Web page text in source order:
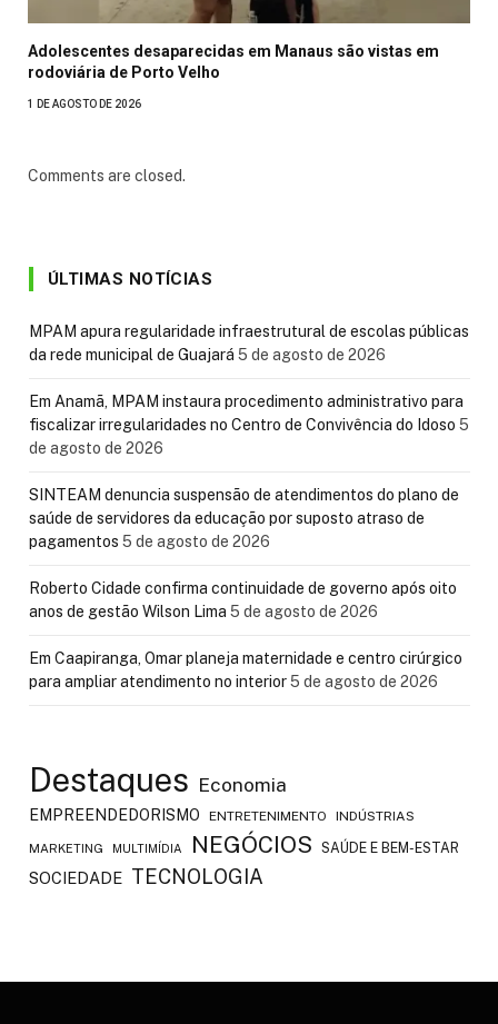
Adolescentes desaparecidas em Manaus são vistas em
rodoviária de Porto Velho
1 DE AGOSTO DE 2026
Comments are closed.
ÚLTIMAS NOTÍCIAS
MPAM apura regularidade infraestrutural de escolas públicas
da rede municipal de Guajará 5 de agosto de 2026
Em Anamã, MPAM instaura procedimento administrativo para
fiscalizar irregularidades no Centro de Convivência do Idoso 5
de agosto de 2026
SINTEAM denuncia suspensão de atendimentos do plano de
saúde de servidores da educação por suposto atraso de
pagamentos 5 de agosto de 2026
Roberto Cidade confirma continuidade de governo após oito
anos de gestão Wilson Lima 5 de agosto de 2026
Em Caapiranga, Omar planeja maternidade e centro cirúrgico
para ampliar atendimento no interior5 de agosto de 2026
Destaques Economia
EMPREENDEDORISMO ENTRETENIMENTO INDÚSTRIAS
MARKETING MULTIMÍDIA NEGÓCIOS SAÚDE E BEM-ESTAR
SOCIEDADE TECNOLOGIA